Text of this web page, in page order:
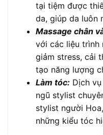
tại tiệm được
da, giúp da luôn
Massage chân
với các liệu trình
giảm stress, cải
tạo năng lượng
Làm tóc: Dịch
ngũ stylist
stylist người
những kiểu tóc